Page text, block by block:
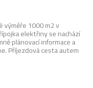
výměře 1000 m2 v
elektřiny se nachází
plánovací informace a
Příjezdová cesta autem